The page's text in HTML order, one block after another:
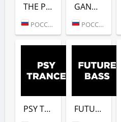
THE PRODIGY (DFM)
РОССИЯ (МОСКВА)
GANGSTER DEEP (DFM)
РОССИЯ (МОСКВА)
PSY TRANCE (DFM) FUTURE BASS (DFM)